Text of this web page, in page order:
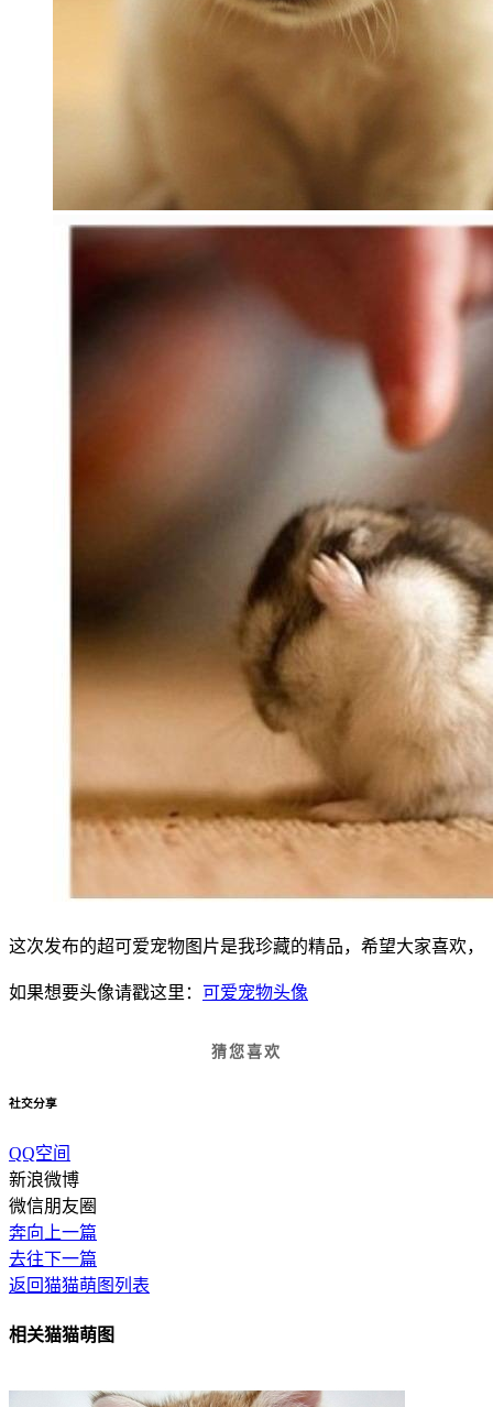
这次发布的超可爱宠物图片是我珍藏的精品，希望大家喜欢，
如果想要头像请戳这里： 可爱宠物头像
猜您喜欢
社交分享
QQ空间
新浪微博
微信朋友圈
奔向上一篇
去往下一篇
返回猫猫萌图列表
相关猫猫萌图